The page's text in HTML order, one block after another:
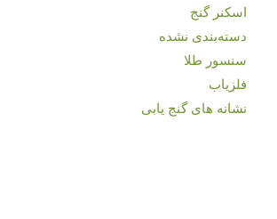
اسکنر گنج
دسته‌بندی نشده
سنسور طلا
فلزیاب
نشانه های گنج یابی